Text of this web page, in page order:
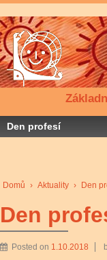
Den profesí
Domů › Aktuality › Den
Den
Posted on 1.10.2018